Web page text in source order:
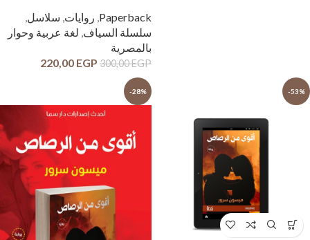
Paperback
, روايات, سلاسل,
سلسلة السياف, لغة عربية وحوار
بالمصرية
300,00EGP
220,00 EGP
-53%
-28%